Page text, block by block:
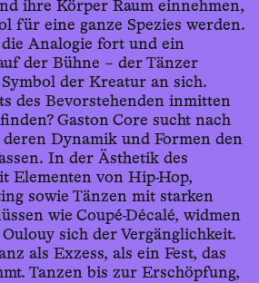
ihre Körper Raum einnehmen,
für eine ganze Spezies werden.
Analogie fort und ein
der Bühne – der Tänzer
der Kreatur an sich.
des Bevorstehenden inmitten
Gaston Core sucht nach
deren Dynamik und Formen den
In der Ästhetik des
Elementen von Hip-Hop,
sowie Tänzen mit starken
wie Coupé-Décalé, widmen
sich der Vergänglichkeit.
als Exzess, als ein Fest, das
Tanzen bis zur Erschöpfung,